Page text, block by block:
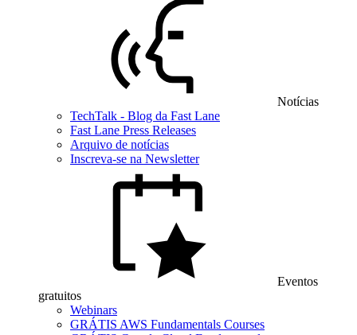
Notícias
TechTalk - Blog da Fast Lane
Fast Lane Press Releases
Arquivo de notícias
Inscreva-se na Newsletter
Eventos
gratuitos
Webinars
GRÁTIS AWS Fundamentals Courses